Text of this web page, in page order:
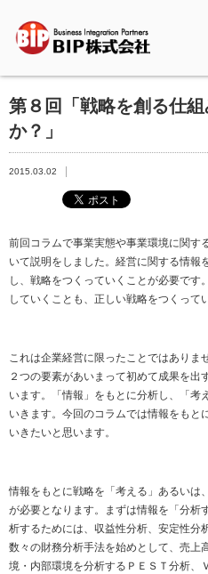
第８回「戦略を創る仕
か？」
2015.03.02
前回コラムで事業実態や事業環境に関す
いて説明をしました。経営に関する情報
し、戦略をつくっていくことが必要です
していくことも、正しい戦略をつくって
これは企業経営に限ったことではありま
２つの要素があいまって初めて成果を出
います。「情報」をもとに分析し、「考
いきます。今回のコラムでは情報をもと
いきたいと思います。
情報をもとに戦略を「考える」あるいは
が必要となります。まずは情報を「分析
析するためには、収益性分析、安定性分
数々の財務分析手法を始めとして、売上
境・内部環境を分析するＰＥＳＴ分析、